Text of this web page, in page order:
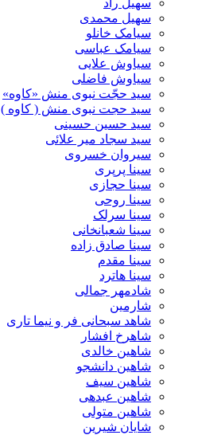
سهیل محمدی
سیامک خانلو
سیامک عباسی
سیاوش علایی
سیاوش فاضلی
سید حجّت نبوی منش «کاوه»
سید حجت نبوی منش ( کاوه )
سید حسین حسینى
سید سجاد میر علائی
سیروان خسروی
سینا پرپری
سینا حجازی
سینا روحی
سینا سرلک
سینا شعبانخانی
سینا صادق زاده
سینا مقدم
سینا هاترد
شادمهر جمالی
شارمین
شاهد سبحانی فر و نیما تاری
شاهرخ افشار
شاهین خالدی
شاهین دانشجو
شاهین سیف
شاهین عبدهی
شاهین متولی
شایان شیرین